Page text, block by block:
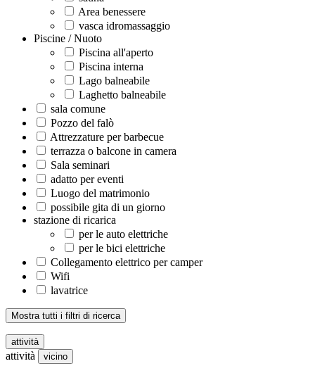
Area benessere
vasca idromassaggio
Piscine / Nuoto
Piscina all'aperto
Piscina interna
Lago balneabile
Laghetto balneabile
sala comune
Pozzo del falò
Attrezzature per barbecue
terrazza o balcone in camera
Sala seminari
adatto per eventi
Luogo del matrimonio
possibile gita di un giorno
stazione di ricarica
per le auto elettriche
per le bici elettriche
Collegamento elettrico per camper
Wifi
lavatrice
Mostra tutti i filtri di ricerca
attività
attività vicino